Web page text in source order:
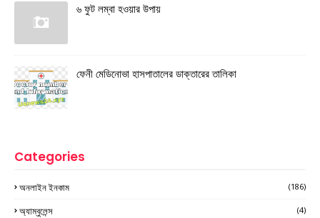
৬ ফুট লম্বা হওয়ার উপায়
ফেনী মেডিনোভা হাসপাতালের ডাক্তারের তালিকা
Categories
অনলাইন ইনকাম (186)
অ্যাম্বুলেন্স (4)